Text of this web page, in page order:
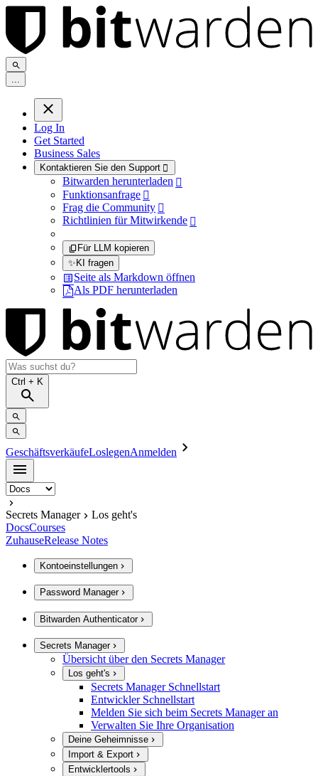
...
Log In
Get Started
Business Sales
Kontaktieren Sie den Support 
Bitwarden herunterladen 
Funktionsanfrage 
Frag die Community 
Richtlinien für Mitwirkende 
Für LLM kopieren
✨KI fragen
Seite als Markdown öffnen
Als PDF herunterladen
Ctrl + K
GeschäftsverkäufeLoslegenAnmelden
Secrets Manager
Los geht's
DocsCourses
ZuhauseRelease Notes
Kontoeinstellungen
Password Manager
Bitwarden Authenticator
Secrets Manager
Übersicht über den Secrets Manager
Los geht's
Secrets Manager Schnellstart
Entwickler Schnellstart
Melden Sie sich beim Secrets Manager an
Verwalten Sie Ihre Organisation
Deine Geheimnisse
Import & Export
Entwicklertools